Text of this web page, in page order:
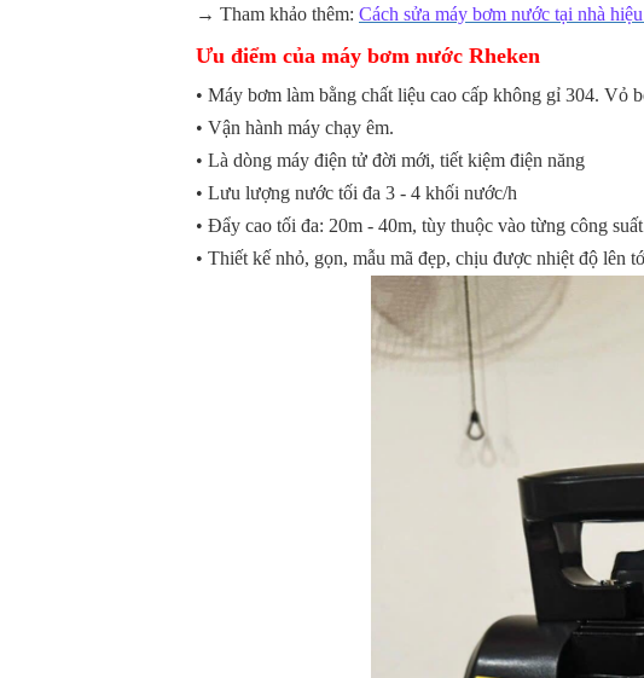
→ Tham khảo thêm: Cách sửa máy bơm nước tại nhà
Ưu điểm của máy bơm nước Rheken
• Máy bơm làm bằng chất liệu cao cấp không gỉ 304. Vỏ
• Vận hành máy chạy êm.
• Là dòng máy điện tử đời mới, tiết kiệm điện năng
• Lưu lượng nước tối đa 3 - 4 khối nước/h
• Đẩy cao tối đa: 20m - 40m, tùy thuộc vào từng công
• Thiết kế nhỏ, gọn, mẫu mã đẹp, chịu được nhiệt độ lên